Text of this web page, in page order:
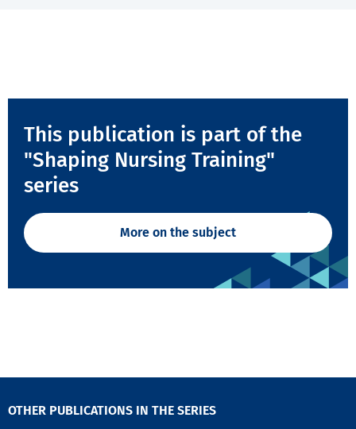
This publication is part of the
"Shaping Nursing Training"
series
More on the subject
OTHER PUBLICATIONS IN THE SERIES